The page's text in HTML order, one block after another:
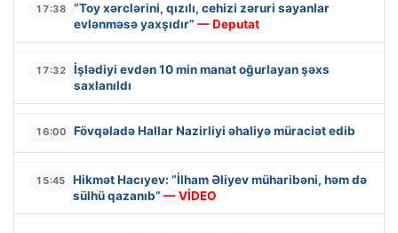
17:38
“Toy xərclərini, qızılı, cehizi zəruri sayanlar
evlənməsə yaxşıdır” — Deputat
17:32
İşlədiyi evdən 10 min manat oğurlayan şəxs
saxlanıldı
16:00 Fövqəladə Hallar Nazirliyi əhaliyə müraciət edib
15:45
Hikmət Hacıyev: “İlham Əliyev müharibəni, həm də
sülhü qazanıb” — VİDEO